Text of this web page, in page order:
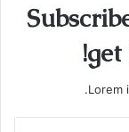
get
Lorem